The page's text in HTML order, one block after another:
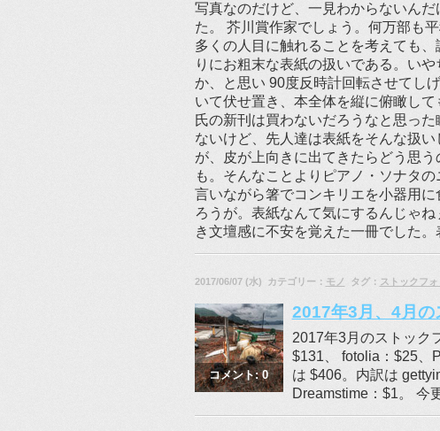
写真なのだけど、一見わからないん
た。 芥川賞作家でしょう。何万部も
多くの人目に触れることを考えても
りにお粗末な表紙の扱いである。い
か、と思い 90度反時計回転させてし
いて伏せ置き、本全体を縦に俯瞰し
氏の新刊は買わないだろうなと思っ
ないけど、先人達は表紙をそんな扱
が、皮が上向きに出てきたらどう思
も。そんなことよりピアノ・ソナタ
言いながら箸でコンキリエを小器用
ろうが。表紙なんて気にするんじゃ
き文壇感に不安を覚えた一冊でした
2017/06/07 (水) カテゴリー： モノ タグ： ストックフォ
コメント: 0
2017年3月、4月の
2017年3月のストック
$131、 fotolia：$25、
は $406。内訳は
Dreamstime：$1。 今